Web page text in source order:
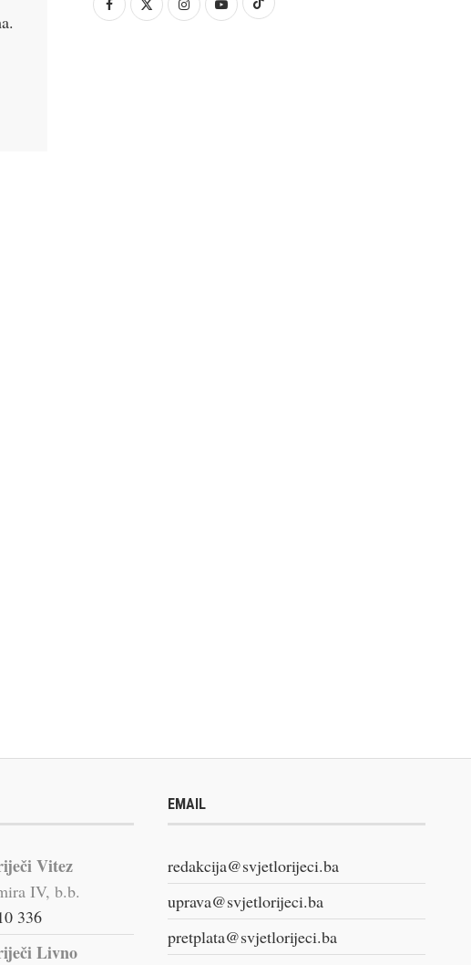
Vitez
IV, b.b.
336
Livno
EMAIL
redakcija@svjetlorijeci.ba
uprava@svjetlorijeci.ba
pretplata@svjetlorijeci.ba